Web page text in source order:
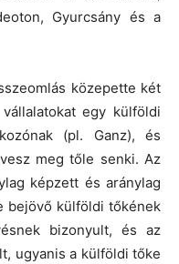
Gyurcsány és a
közepette két
egy külföldi
(pl. Ganz), és
meg tőle senki. Az
képzett és aránylag
bejövő külföldi tőkének
bizonyult, és az
ugyanis a külföldi tőke